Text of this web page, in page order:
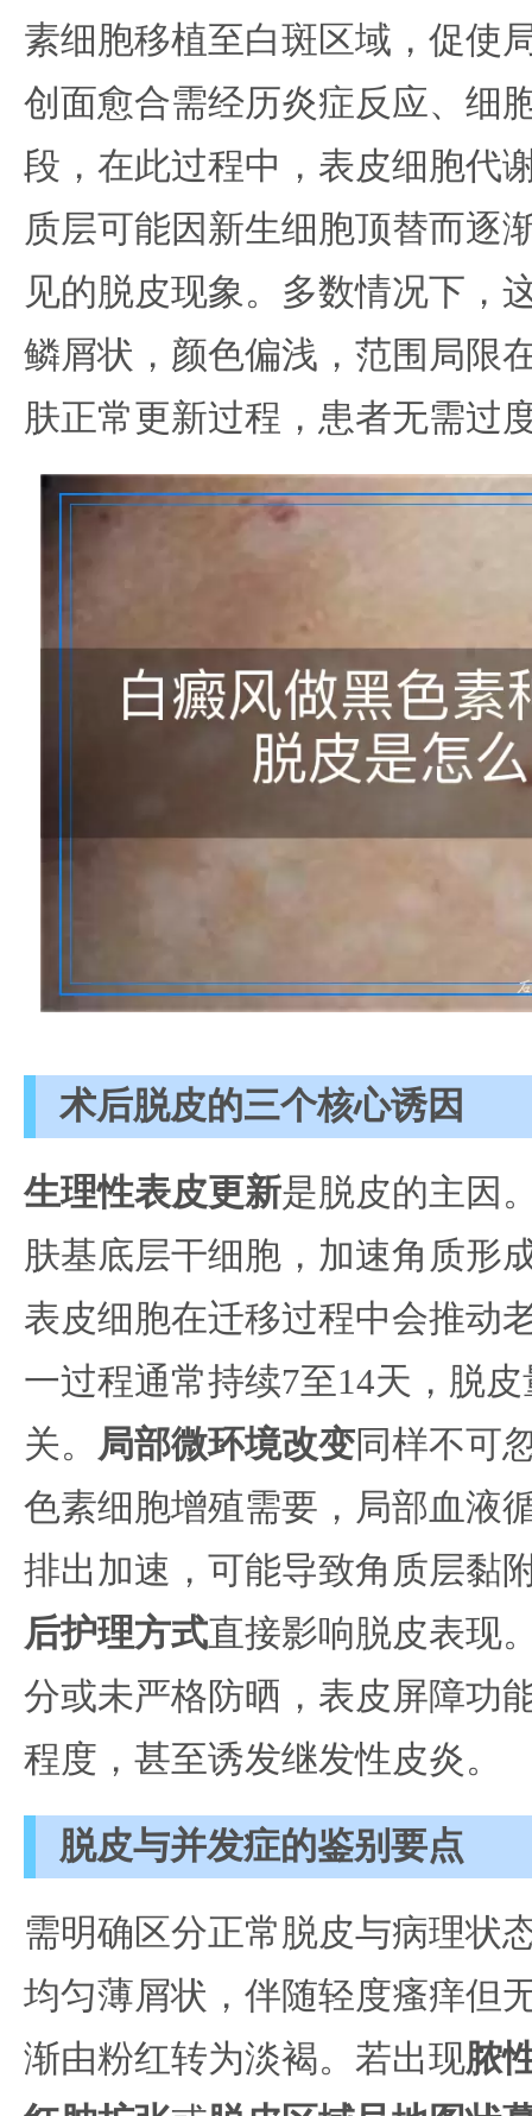
素细胞移植至白斑区域，促使
创面愈合需经历炎症反应、细
段，在此过程中，表皮细胞代
质层可能因新生细胞顶替而逐
见的脱皮现象。多数情况下，
鳞屑状，颜色偏浅，范围局限
肤正常更新过程，患者无需过
术后脱皮的三个核心诱因
生理性表皮更新是脱皮的主因
肤基底层干细胞，加速角质形
表皮细胞在迁移过程中会推动
一过程通常持续7至14天，脱
关。 局部微环境改变 同样不可
色素细胞增殖需要，局部血液
排出加速，可能导致角质层黏
后护理方式直接影响脱皮表现
分或未严格防晒，表皮屏障功
程度，甚至诱发继发性皮炎。
脱皮与并发症的鉴别要点
需明确区分正常脱皮与病理状
均匀薄屑状，伴随轻度瘙痒但
渐由粉红转为淡褐。若出现脓